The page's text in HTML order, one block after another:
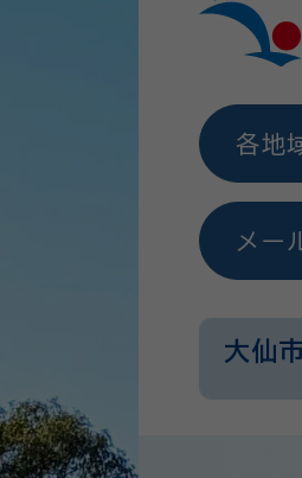
各地
メー
大仙